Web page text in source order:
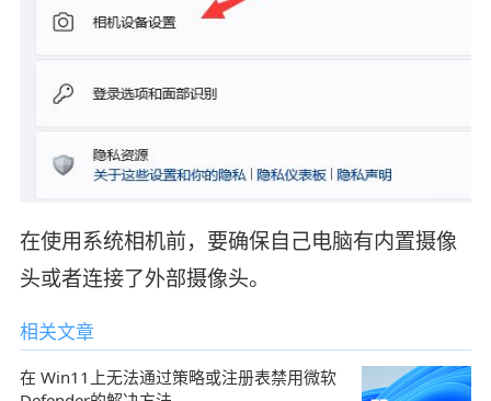
在使用系统相机前，要确保自己电脑有内置摄像
头或者连接了外部摄像头。
相关文章
在 Win11上无法通过策略或注册表禁用微软